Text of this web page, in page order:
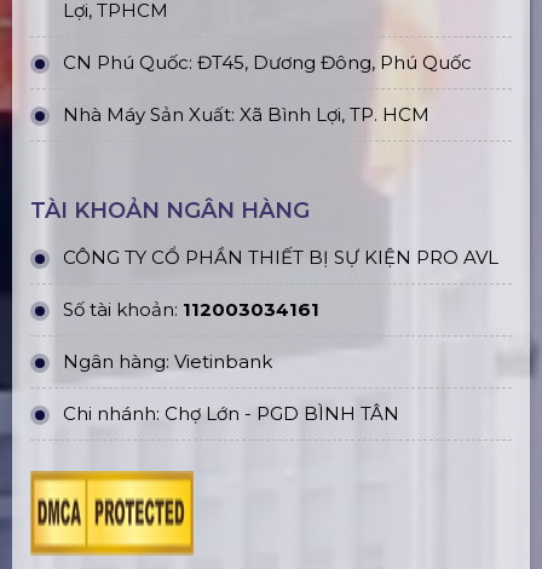
Lợi, TPHCM
CN Phú Quốc: ĐT45, Dương Đông, Phú Quốc
Nhà Máy Sản Xuất: Xã Bình Lợi, TP. HCM
TÀI KHOẢN NGÂN HÀNG
CÔNG TY CỔ PHẦN THIẾT BỊ SỰ KIỆN PRO AVL
Số tài khoản: 112003034161
Ngân hàng: Vietinbank
Chi nhánh: Chợ Lớn - PGD BÌNH TÂN